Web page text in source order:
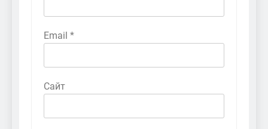
Email *
Сайт